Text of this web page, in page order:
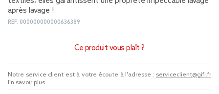
après lavage !
REF. 000000000000636389
Ce produit vous plaît ?
Notre service client est à votre écoute à l'adresse : serviceclient@gifi.fr
En savoir plus...